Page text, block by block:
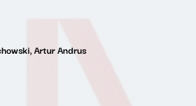
,Artur Andrus